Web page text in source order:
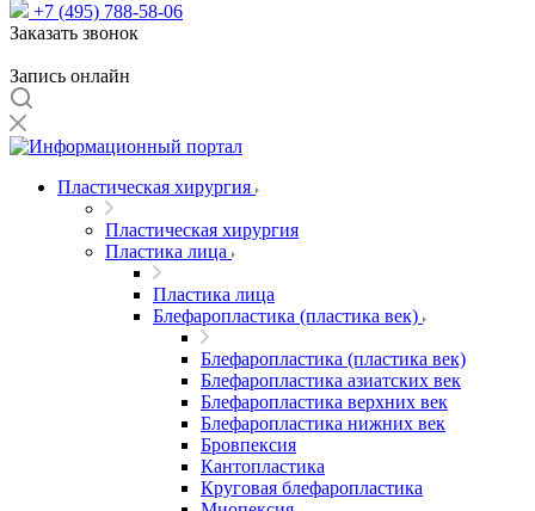
+7 (495) 788-58-06
Заказать звонок
Запись онлайн
Пластическая хирургия
Пластическая хирургия
Пластика лица
Пластика лица
Блефаропластика (пластика век)
Блефаропластика (пластика век)
Блефаропластика азиатских век
Блефаропластика верхних век
Блефаропластика нижних век
Бровпексия
Кантопластика
Круговая блефаропластика